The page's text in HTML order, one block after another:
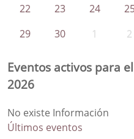
22 23 24
29
30 1 2
Eventos activos para
2026
No existe Información
Últimos eventos